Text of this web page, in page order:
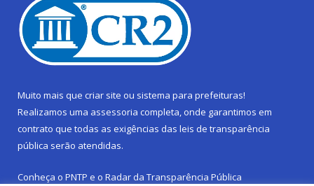
Muito mais que criar site ou sistema para prefeituras!
Realizamos uma assessoria completa, onde garantimos em
contrato que todas as exigências das leis de transparência
pública serão atendidas.
Conheça o PNTP e o Radar da Transparência Pública